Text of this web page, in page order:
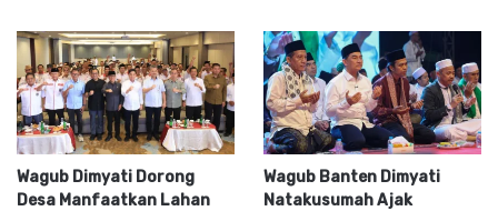
Wagub Dimyati Dorong
Desa Manfaatkan Lahan
Wagub Banten Dimyati
Natakusumah Ajak